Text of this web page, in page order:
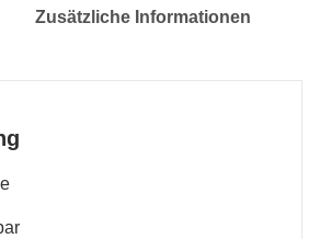
Zusätzliche Informationen